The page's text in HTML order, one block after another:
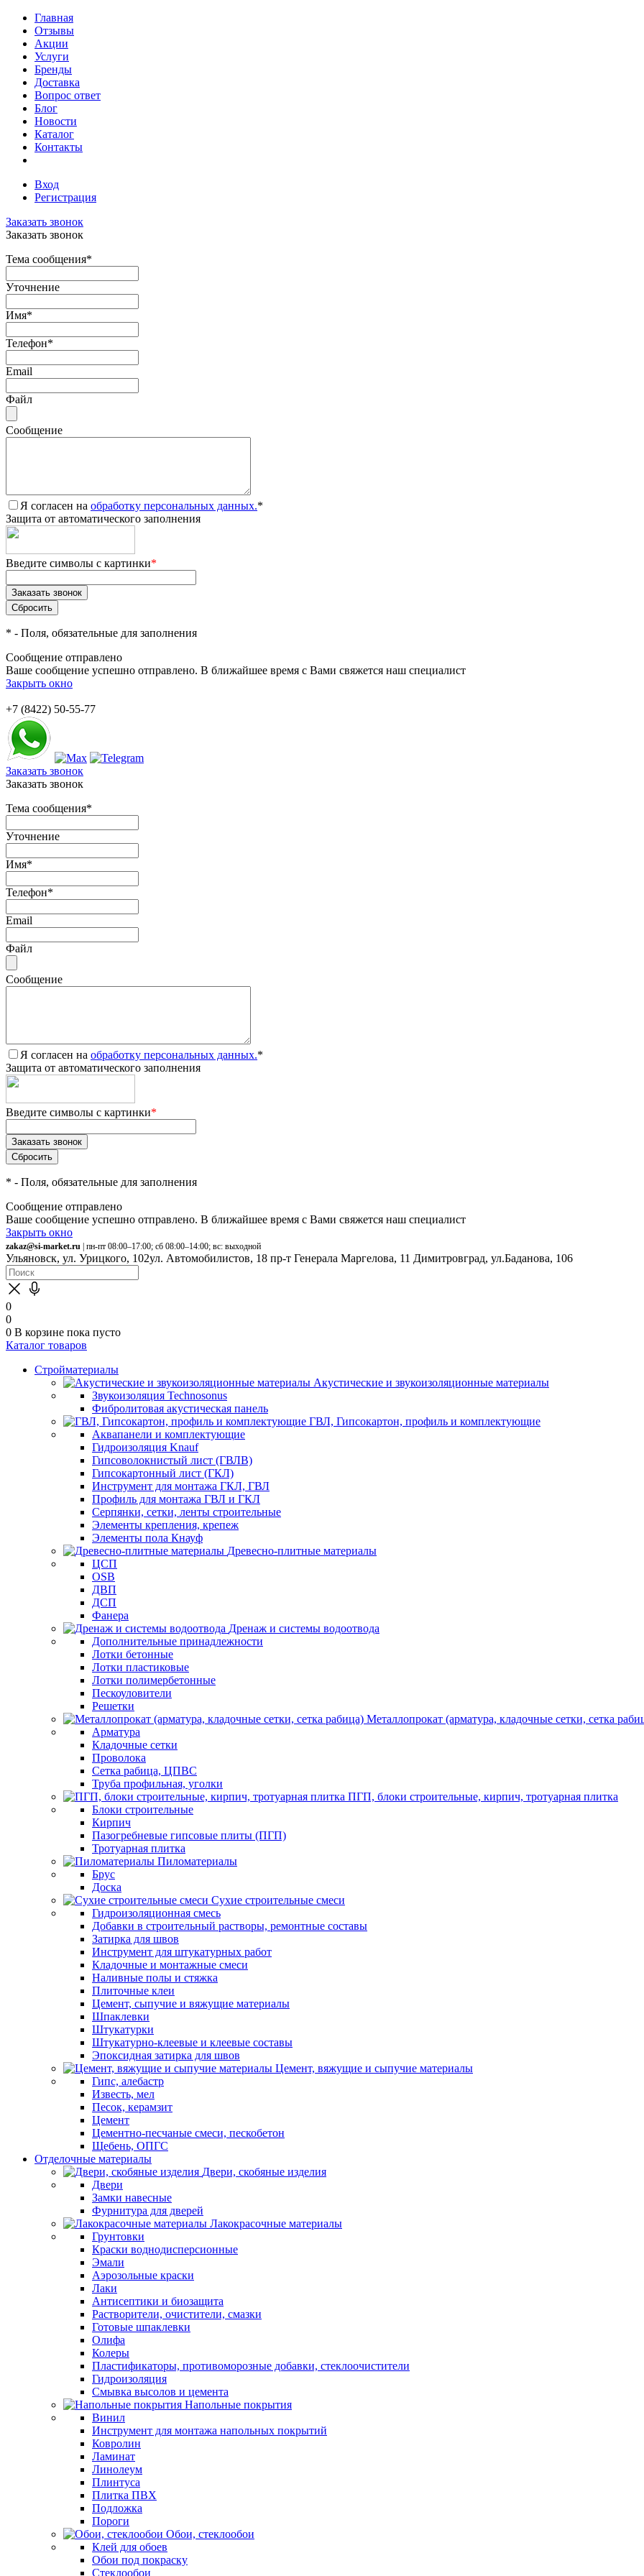
Главная
Отзывы
Акции
Услуги
Бренды
Доставка
Вопрос ответ
Блог
Новости
Каталог
Контакты
Вход
Регистрация
Заказать звонок
Заказать звонок
Тема сообщения*
Уточнение
Имя*
Телефон*
Email
Файл
Сообщение
Я согласен на обработку персональных данных.*
Защита от автоматического заполнения
Введите символы с картинки*
* - Поля, обязательные для заполнения
Сообщение отправлено
Ваше сообщение успешно отправлено. В ближайшее время с Вами свяжется наш специалист
Закрыть окно
+7 (8422) 50-55-77
Заказать звонок
Заказать звонок
Тема сообщения*
Уточнение
Имя*
Телефон*
Email
Файл
Сообщение
Я согласен на обработку персональных данных.*
Защита от автоматического заполнения
Введите символы с картинки*
* - Поля, обязательные для заполнения
Сообщение отправлено
Ваше сообщение успешно отправлено. В ближайшее время с Вами свяжется наш специалист
Закрыть окно
zakaz@si-market.ru | пн-пт 08:00–17:00; сб 08:00–14:00; вс: выходной
Ульяновск, ул. Урицкого, 102ул. Автомобилистов, 18 пр-т Генерала Маргелова, 11 Димитровград, ул.Баданова, 106
0
0
0 В корзине пока пусто
Каталог товаров
Стройматериалы
Акустические и звукоизоляционные материалы
Звукоизоляция Technosonus
Фибролитовая акустическая панель
ГВЛ, Гипсокартон, профиль и комплектующие
Аквапанели и комплектующие
Гидроизоляция Knauf
Гипсоволокнистый лист (ГВЛВ)
Гипсокартонный лист (ГКЛ)
Инструмент для монтажа ГКЛ, ГВЛ
Профиль для монтажа ГВЛ и ГКЛ
Серпянки, сетки, ленты строительные
Элементы крепления, крепеж
Элементы пола Кнауф
Древесно-плитные материалы
ЦСП
OSB
ДВП
ДСП
Фанера
Дренаж и системы водоотвода
Дополнительные принадлежности
Лотки бетонные
Лотки пластиковые
Лотки полимербетонные
Пескоуловители
Решетки
Металлопрокат (арматура, кладочные сетки, сетка
Арматура
Кладочные сетки
Проволока
Сетка рабица, ЦПВС
Труба профильная, уголки
ПГП, блоки строительные, кирпич, тротуарная плитка
Блоки строительные
Кирпич
Пазогребневые гипсовые плиты (ПГП)
Тротуарная плитка
Пиломатериалы
Брус
Доска
Сухие строительные смеси
Гидроизоляционная смесь
Добавки в строительный растворы, ремонтные составы
Затирка для швов
Инструмент для штукатурных работ
Кладочные и монтажные смеси
Наливные полы и стяжка
Плиточные клеи
Цемент, сыпучие и вяжущие материалы
Шпаклевки
Штукатурки
Штукатурно-клеевые и клеевые составы
Эпоксидная затирка для швов
Цемент, вяжущие и сыпучие материалы
Гипс, алебастр
Известь, мел
Песок, керамзит
Цемент
Цементно-песчаные смеси, пескобетон
Щебень, ОПГС
Отделочные материалы
Двери, скобяные изделия
Двери
Замки навесные
Фурнитура для дверей
Лакокрасочные материалы
Грунтовки
Краски воднодисперсионные
Эмали
Аэрозольные краски
Лаки
Антисептики и биозащита
Растворители, очистители, смазки
Готовые шпаклевки
Олифа
Колеры
Пластификаторы, противоморозные добавки, стеклоочистители
Гидроизоляция
Смывка высолов и цемента
Напольные покрытия
Винил
Инструмент для монтажа напольных покрытий
Ковролин
Ламинат
Линолеум
Плинтуса
Плитка ПВХ
Подложка
Пороги
Обои, стеклообои
Клей для обоев
Обои под покраску
Стеклообои